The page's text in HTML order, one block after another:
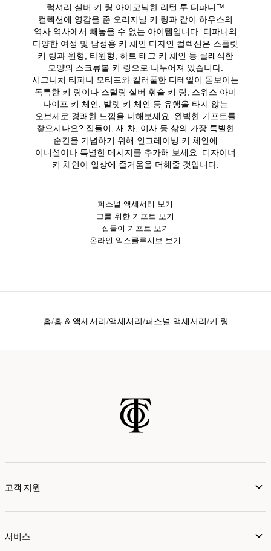
럭셔리 실버 키 링 아이코닉한 리턴 투 티파니™
컬렉션에 영감을 준 오리지널 키 링과 같이 하우스의
역사 역사에서 빼놓을 수 없는 아이템입니다. 티파니의
다양한 여성 및 남성용 키 체인 디자인 컬렉션은 스플릿
키 링과 원형, 타원형, 하트 태그 키 체인 등 클래식한
모양의 스크류볼 키 링으로 나누어져 있습니다.
시그니처 티파니 모티프와 컬러풀한 디테일이 돋보이는
독특한 키 링이나 스털링 실버 휘슬 키 링, 스위스 아미
나이프 키 체인, 발렛 키 체인 등 유행을 타지 않는
오브제로 경쾌한 느낌을 더해보세요. 완벽한 기프트를
찾으시나요? 집들이, 새 차, 이사 등 삶의 가장 특별한
순간을 기념하기 위해 인그레이빙 키 체인에
이니셜이나 특별한 메시지를 추가해 보세요. 디자이너
키 체인이 일상에 즐거움을 더해줄 것입니다.
퍼스널 액세서리 보기
그를 위한 기프트 보기
집들이 기프트 보기
온라인 익스클루시브 보기
홈 홈 & 액세서리 액세서리 퍼스널 액세서리 키 링
고객 지원
서비스